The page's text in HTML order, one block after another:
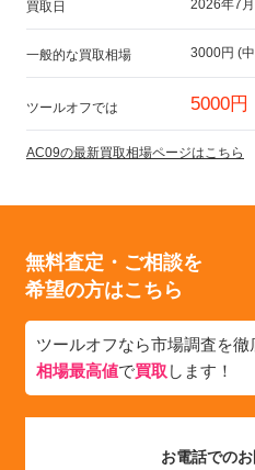
買取日 2026年7
一般的な買取相場 3000円 (
ツールオフでは 5000円
AC09の最新買取相場ページはこちら
無料査定・ご相談を
希望の方はこちら
ツールオフなら市場調査を徹
相場最高値で買取 します！
お電話での